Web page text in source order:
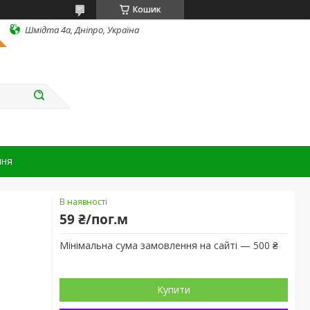
Кошик
Шмідта 4а, Дніпро, Україна
В наявності
59 ₴/пог.м
Мінімальна сума замовлення на сайті — 500 ₴
Купити